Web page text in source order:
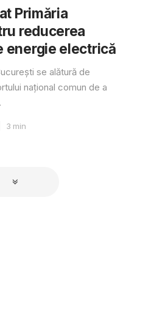
Primăria
reducerea
energie electrică
se alătură de
național comun de a
3 min